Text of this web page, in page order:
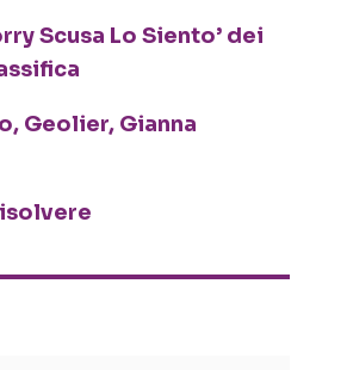
Scusa Lo Siento’ dei
Geolier, Gianna